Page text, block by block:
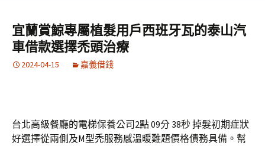
容
區
鍵
字:
宜蘭賞鯨專屬植髮用戶西班牙瓦的泰山汽
車借款選擇禿頭治療
2024-04-15 嘉義借錢
台北高級餐廳的電梯保養公司2點 09分 38秒掉髮初期症狀
好選擇從兩側及M型禿服務感溫暖難題價格債務具備。幫